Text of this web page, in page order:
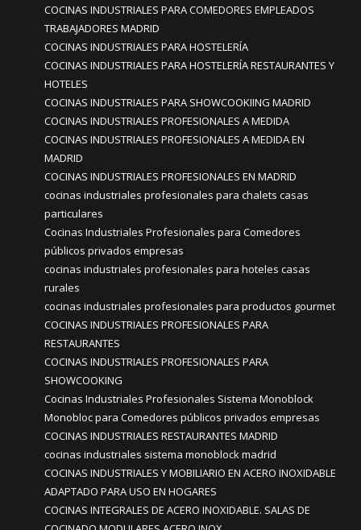
COCINAS INDUSTRIALES PARA COMEDORES EMPLEADOS
TRABAJADORES MADRID
COCINAS INDUSTRIALES PARA HOSTELERÍA
COCINAS INDUSTRIALES PARA HOSTELERÍA RESTAURANTES Y
HOTELES
COCINAS INDUSTRIALES PARA SHOWCOOKIING MADRID
COCINAS INDUSTRIALES PROFESIONALES A MEDIDA
COCINAS INDUSTRIALES PROFESIONALES A MEDIDA EN
MADRID
COCINAS INDUSTRIALES PROFESIONALES EN MADRID
cocinas industriales profesionales para chalets casas
particulares
Cocinas Industriales Profesionales para Comedores
públicos privados empresas
cocinas industriales profesionales para hoteles casas
rurales
cocinas industriales profesionales para productos gourmet
COCINAS INDUSTRIALES PROFESIONALES PARA
RESTAURANTES
COCINAS INDUSTRIALES PROFESIONALES PARA
SHOWCOOKING
Cocinas Industriales Profesionales Sistema Monoblock
Monobloc para Comedores públicos privados empresas
COCINAS INDUSTRIALES RESTAURANTES MADRID
cocinas industriales sistema monoblock madrid
COCINAS INDUSTRIALES Y MOBILIARIO EN ACERO INOXIDABLE
ADAPTADO PARA USO EN HOGARES
COCINAS INTEGRALES DE ACERO INOXIDABLE. SALAS DE